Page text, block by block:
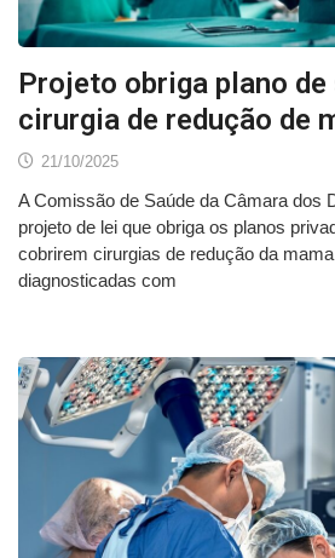
Projeto obriga plano
cirurgia de redução de
21/10/2025
A Comissão de Saúde da Câmara dos
projeto de lei que obriga os planos
cobrirem cirurgias de redução da
diagnosticadas com